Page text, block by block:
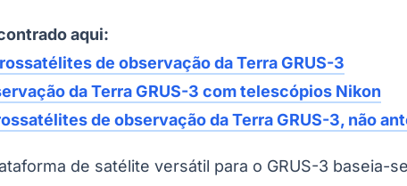
aqui:
de observação da Terra GRUS-3
da Terra GRUS-3 com telescópios Nikon
de observação da Terra GRUS-3, não
de satélite versátil para o GRUS-3